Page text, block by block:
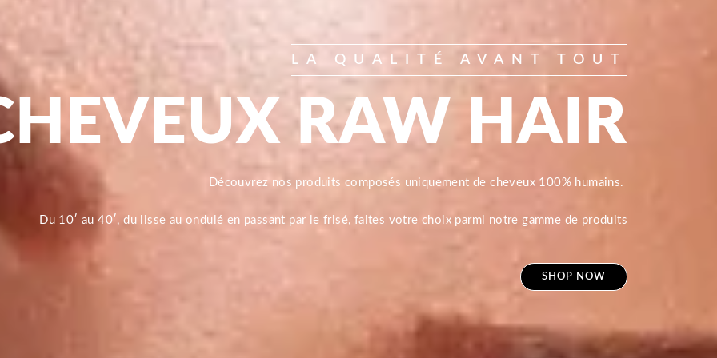
LA QUALITÉ AVANT TOUT
RAW HAIR
Découvrez nos produits composés uniquement de cheveux 100% humains.
Du 10′ au 40′, du lisse au ondulé en passant par le frisé, faites votre choix parmi notre gamme de produits
SHOP NOW